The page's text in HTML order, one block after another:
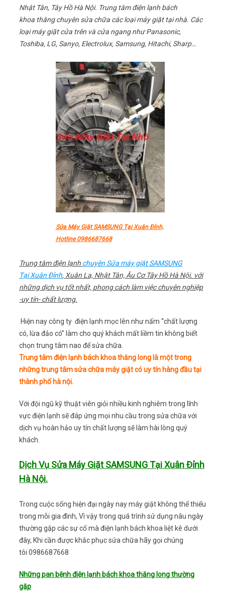
Nhật Tân, Tây Hồ Hà Nội. Trung tâm điện lạnh bách
khoa thăng chuyên sửa chữa các loại máy giặt tại nhà. Các
loại máy giặt cửa trên và cửa ngang như Panasonic,
Toshiba, LG, Sanyo, Electrolux, Samsung, Hitachi, Sharp…
Sửa Máy Giặt SAMSUNG Tại Xuân Đỉnh,
Hotline 0986687668
Trung tâm điện lạnh chuyên Sửa máy giặt SAMSUNG
Tại Xuân Đỉnh, Xuân La, Nhật Tân, Âu Cơ Tây Hồ Hà Nội. với
những dịch vụ tốt nhất, phong cách làm việc chuyên nghiệp
-uy tín- chất lượng.
Hiện nay công ty điện lạnh mọc lên như nấm “chất lượng
có, lừa đảo có” làm cho quý khách mất liềm tin không biết
chọn trung tâm nao để sửa chữa.
Trung tâm điện lạnh bách khoa thăng long là một trong
những trung tâm sửa chữa máy giặt có uy tín hàng đầu tại
thành phố hà nội.
Với đội ngũ kỹ thuật viên giỏi nhiều kinh nghiêm trong lĩnh
vực điện lạnh sẽ đáp ứng mọi nhu cầu trong sửa chữa với
dịch vụ hoàn hảo uy tín chất lượng sẽ làm hài lòng quý
khách.
Dịch Vụ Sửa Máy Giặt SAMSUNG Tại Xuân Đỉnh
Hà Nội.
Trong cuộc sống hiện đại ngày nay máy giặt không thể thiếu
trong mỗi gia đình, Vì vậy trong quá trình sử dụng nâu ngày
thường gặp các sự cố mà điện lạnh bách khoa liệt kê dưới
đây, Khi cần được khắc phục sửa chữa hãy gọi chúng
tôi 0986687668
Những pan bệnh điện lạnh bách khoa thăng long thường
gặp